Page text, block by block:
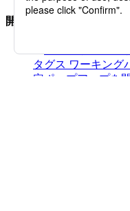
開催中のイベント